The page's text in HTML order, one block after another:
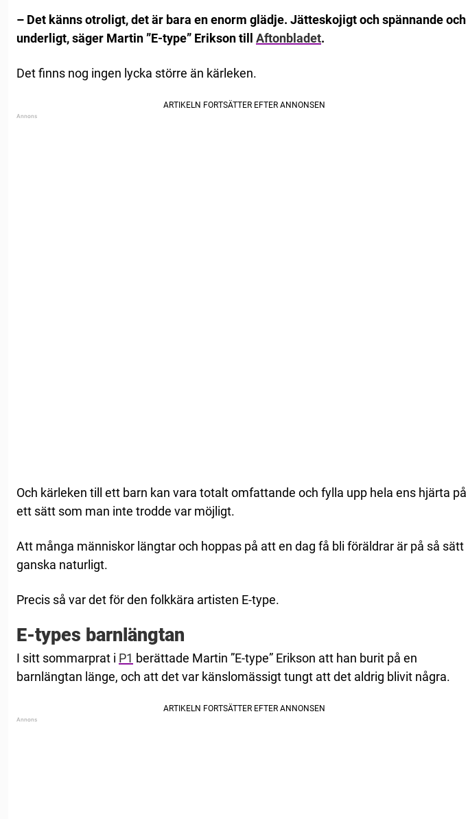
– Det känns otroligt, det är bara en enorm glädje. Jätteskojigt och spännande och
underligt, säger Martin ”E-type” Erikson till Aftonbladet.
Det finns nog ingen lycka större än kärleken.
Och kärleken till ett barn kan vara totalt omfattande och fylla upp hela ens hjärta på
ett sätt som man inte trodde var möjligt.
Att många människor längtar och hoppas på att en dag få bli föräldrar är på så sätt
ganska naturligt.
Precis så var det för den folkkära artisten E-type.
E-types barnlängtan
I sitt sommarprat i P1 berättade Martin ”E-type” Erikson att han burit på en
barnlängtan länge, och att det var känslomässigt tungt att det aldrig blivit några.